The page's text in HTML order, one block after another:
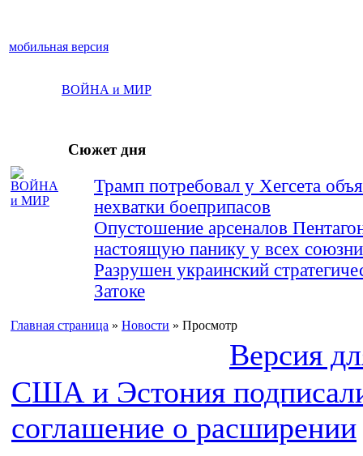
мобильная версия
ВОЙНА и МИР
Сюжет дня
Трамп потребовал у Хегсета
нехватки боеприпасов
Опустошение арсеналов
настоящую панику у всех
Разрушен украинский
Затоке
Главная страница » Новости » Просмотр
Версия
США и Эстония
соглашение о расширении